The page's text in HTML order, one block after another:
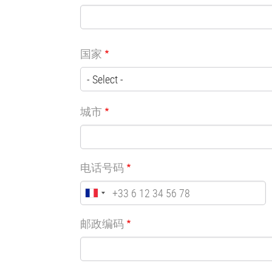
国家
城市
电话号码
邮政编码